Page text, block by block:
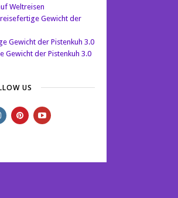
Weltreisen
Gewicht der
Gewicht der Pistenkuh 3.0
Gewicht der Pistenkuh 3.0
US